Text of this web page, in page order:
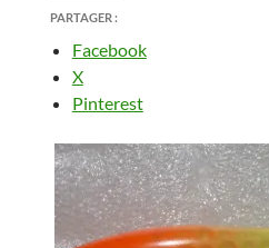
PARTAGER :
Facebook
X
Pinterest